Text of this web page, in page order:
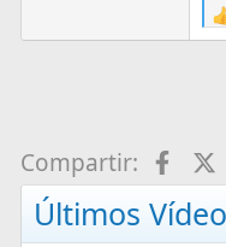
R
e
i
o
n
s
Compartir:
Últimos